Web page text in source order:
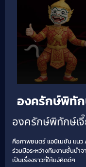
องครักษ์พิทั
องครักษ์พิทักษ์เ
คือภาพยนตร์ แอนิเมชัน แน
ร่วมมือระหว่างทีมงานชั้นนำจ
เป็นเรื่องราวที่ให้แง่คิดดีๆ